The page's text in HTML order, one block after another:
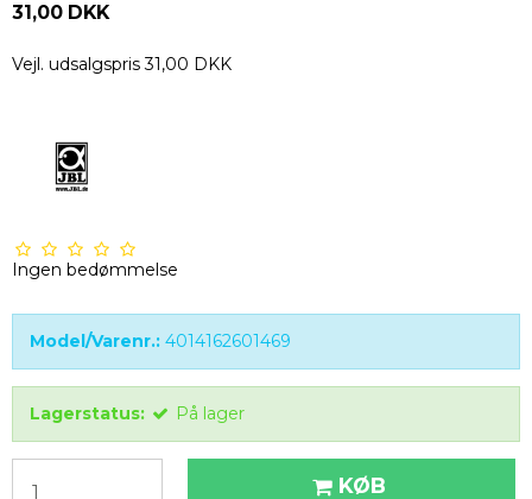
31,00 DKK
Vejl. udsalgspris 31,00 DKK
Ingen bedømmelse
Model/Varenr.: 4014162601469
Lagerstatus: På lager
KØB